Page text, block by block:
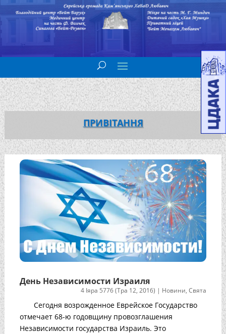
ПРИВІТАННЯ
День Независимости Израиля
4 Іяра 5776 (Тра 12, 2016) | Новини,Свята
Сегодня возрожденное Еврейское Государство
отмечает 68-ю годовщину провозглашения
Независимости государства Израиль. Это